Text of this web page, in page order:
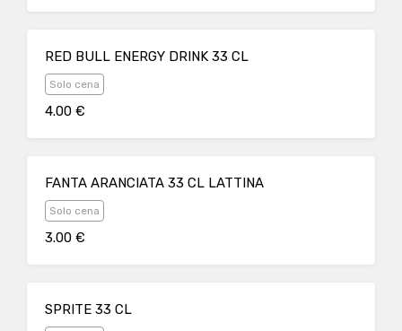
RED BULL ENERGY DRINK 33 CL
Solo cena
4.00 €
FANTA ARANCIATA 33 CL LATTINA
Solo cena
3.00 €
SPRITE 33 CL